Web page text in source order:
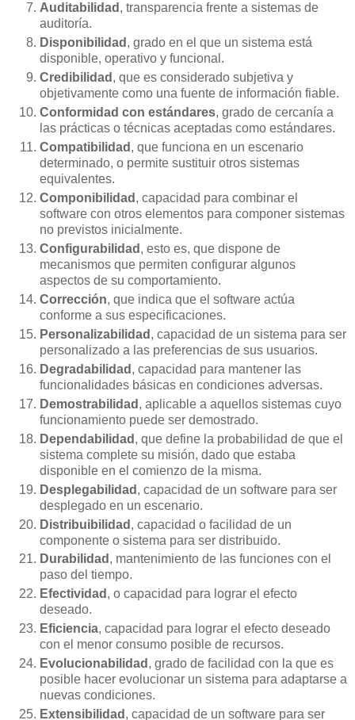
Auditabilidad , transparencia frente a sistemas de
auditoría.
Disponibilidad , grado en el que un sistema está
disponible, operativo y funcional.
Credibilidad , que es considerado subjetiva y
objetivamente como una fuente de información fiable.
Conformidad con estándares, grado de cercanía a
las prácticas o técnicas aceptadas como estándares.
Compatibilidad , que funciona en un escenario
determinado, o permite sustituir otros sistemas
equivalentes.
Componibilidad , capacidad para combinar el
software con otros elementos para componer sistemas
no previstos inicialmente.
Configurabilidad , esto es, que dispone de
mecanismos que permiten configurar algunos
aspectos de su comportamiento.
Corrección, que indica que el software actúa
conforme a sus especificaciones.
Personalizabilidad , capacidad de un sistema para ser
personalizado a las preferencias de sus usuarios.
Degradabilidad , capacidad para mantener las
funcionalidades básicas en condiciones adversas.
Demostrabilidad , aplicable a aquellos sistemas cuyo
funcionamiento puede ser demostrado.
Dependabilidad , que define la probabilidad de que el
sistema complete su misión, dado que estaba
disponible en el comienzo de la misma.
Desplegabilidad , capacidad de un software para ser
desplegado en un escenario.
Distribuibilidad , capacidad o facilidad de un
componente o sistema para ser distribuido.
Durabilidad , mantenimiento de las funciones con el
paso del tiempo.
Efectividad , o capacidad para lograr el efecto
deseado.
Eficiencia, capacidad para lograr el efecto deseado
con el menor consumo posible de recursos.
Evolucionabilidad , grado de facilidad con la que es
posible hacer evolucionar un sistema para adaptarse a
nuevas condiciones.
Extensibilidad , capacidad de un software para ser